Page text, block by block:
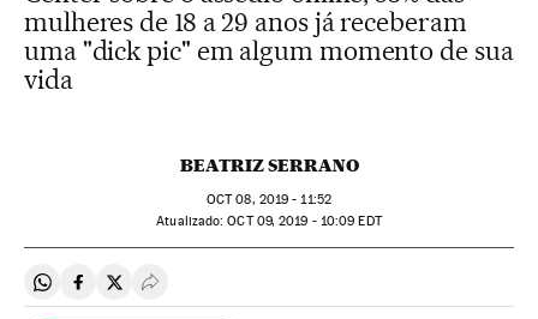
mulheres de 18 a 29 anos já receberam
uma "dick pic" em algum momento de sua
vida
BEATRIZ SERRANO
OCT08, 2019 - 11:52
atualizado: OCT09, 2019 - 10:09 EDT
Compartir en Whatsapp
Compartir en Facebook
Compartir en Twitter
Desplegar Redes Sociales